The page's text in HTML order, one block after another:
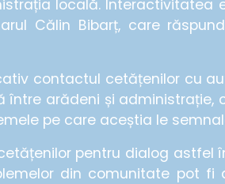
locală. Interactivitatea
Călin Bibarț, care
contactul cetățenilor cu
între arădeni și administrație,
pe care aceștia le
pentru dialog astfel
din comunitate pot fi